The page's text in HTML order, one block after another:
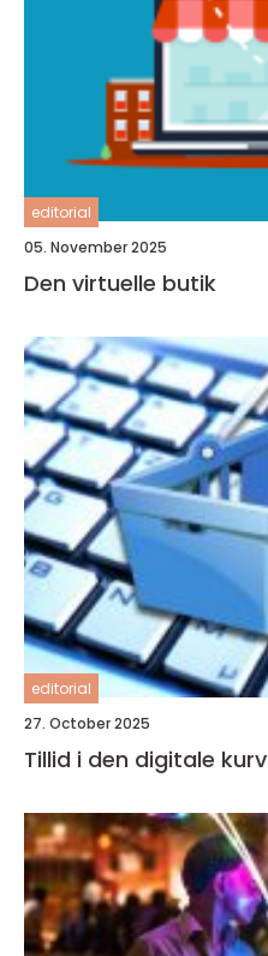
editorial
05. November 2025
Den virtuelle butik
editorial
27. October 2025
Tillid i den digitale kurv